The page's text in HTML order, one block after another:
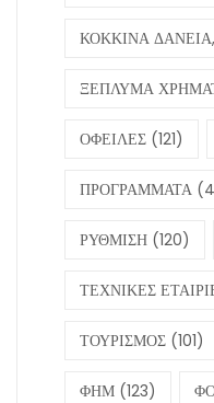
ΚΟΚΚΙΝΑ ΔΑΝΕΙΑ,
ΞΕΠΛΥΜΑ
ΟΦΕΙΛΕΣ (121)
ΠΡΟΓΡΑΜΜΑΤΑ
ΡΥΘΜΙΣΗ (120)
ΤΕΧΝΙΚΕΣ
ΤΟΥΡΙΣΜΟΣ (101)
ΦΗΜ (123)